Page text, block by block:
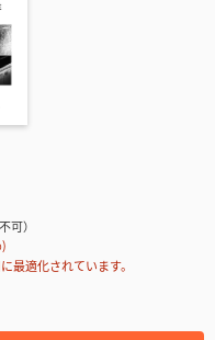
可）
最適化されています。